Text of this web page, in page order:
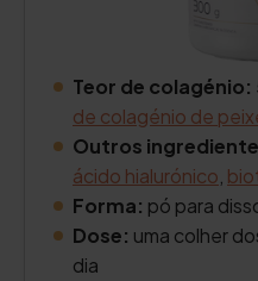
Teor de colagénio:
de colagénio de
Outros
ácido hialurónico
Forma: pó para
Dose: uma colher
dia